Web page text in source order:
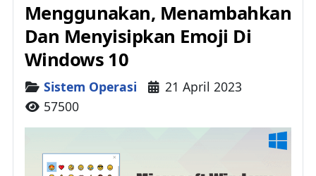
Menggunakan, Menambahkan
Dan Menyisipkan Emoji Di
Windows 10
Details
Sistem Operasi
21 April 2023
57500